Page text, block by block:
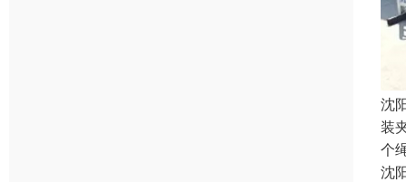
沈
装
个
沈